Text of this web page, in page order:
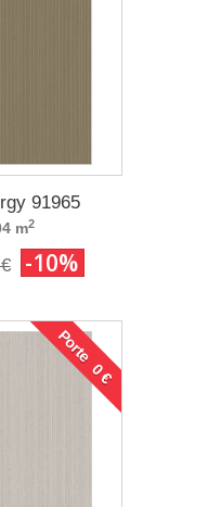
91965
m2
-10%
Porte 0 €